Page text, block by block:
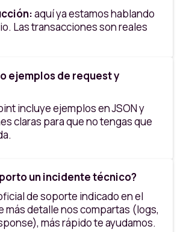
aquí ya estamos hablando
Las transacciones son reales
ejemplos de request y
incluye ejemplos en JSON y
claras para que no tengas que
un incidente técnico?
de soporte indicado en el
más detalle nos compartas (logs,
más rápido te ayudamos.